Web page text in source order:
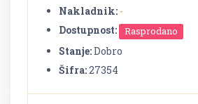
Nakladnik: -
Dostupnost:
Rasprodano
Stanje:Dobro
Šifra:27354